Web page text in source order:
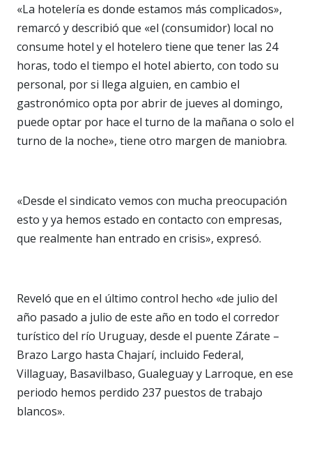
«La hotelería es donde estamos más complicados»,
remarcó y describió que «el (consumidor) local no
consume hotel y el hotelero tiene que tener las 24
horas, todo el tiempo el hotel abierto, con todo su
personal, por si llega alguien, en cambio el
gastronómico opta por abrir de jueves al domingo,
puede optar por hace el turno de la mañana o solo el
turno de la noche», tiene otro margen de maniobra.
«Desde el sindicato vemos con mucha preocupación
esto y ya hemos estado en contacto con empresas,
que realmente han entrado en crisis», expresó.
Reveló que en el último control hecho «de julio del
año pasado a julio de este año en todo el corredor
turístico del río Uruguay, desde el puente Zárate –
Brazo Largo hasta Chajarí, incluido Federal,
Villaguay, Basavilbaso, Gualeguay y Larroque, en ese
periodo hemos perdido 237 puestos de trabajo
blancos».